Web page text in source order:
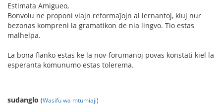
Estimata Amigueo,
Bonvolu ne proponi viajn reformaĵojn al lernantoj, kiuj nur
bezonas kompreni la gramatikon de nia lingvo. Tio estas
malhelpa.
La bona flanko estas ke la nov-forumanoj povas konstati kiel la
esperanta komunumo estas tolerema.
sudanglo (Wasifu wa mtumiaji)